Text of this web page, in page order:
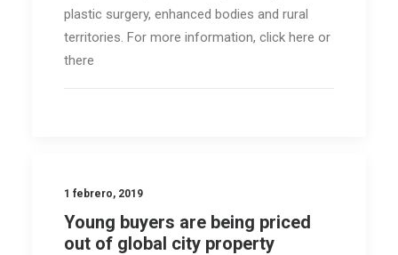
plastic surgery, enhanced bodies and rural
territories. For more information, click here or
there
1 febrero, 2019
Young buyers are being priced
out of global city property